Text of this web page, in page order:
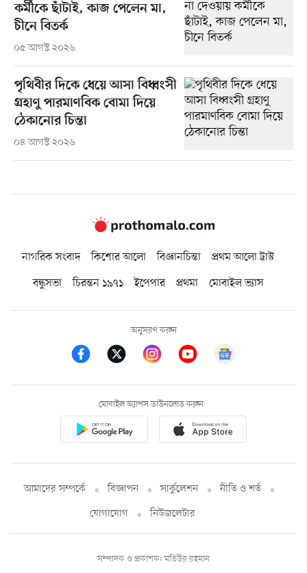
কর্মীকে ছাঁটাই, কাজ পেলেন মা,
চীনে বিতর্ক
০৫ আগস্ট ২০২৬
পৃথিবীর দিকে ধেয়ে আসা বিধ্বংসী
গ্রহাণু পারমাণবিক বোমা দিয়ে
ঠেকানোর চিন্তা
০৪ আগস্ট ২০২৬
নাগরিক সংবাদ কিশোর আলো বিজ্ঞানচিন্তা
প্রথম আলো ট্রাস্ট
বন্ধুসভা
চিরন্তন ১৯৭১ ইপেপার প্রথমা মোবাইল ভ্যাস
অনুসরণ করুন
মোবাইল অ্যাপস ডাউনলোড করুন
আমাদের সম্পর্কে বিজ্ঞাপন সার্কুলেশন
নীতি ও শর্ত
যোগাযোগ
নিউজলেটার
সম্পাদক ও প্রকাশক: মতিউর রহমান